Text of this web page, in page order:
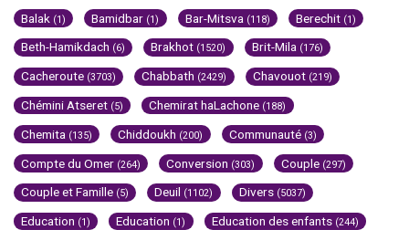
Balak (1) Bamidbar (1) Bar-Mitsva (118) Berechit (1)
Beth-Hamikdach (6) Brakhot (1520) Brit-Mila (176)
Cacheroute (3703) Chabbath (2429) Chavouot (219)
Chémini Atseret (5) Chemirat haLachone (188)
Chemita (135) Chiddoukh (200) Communauté (3)
Compte du Omer (264) Conversion (303) Couple (297)
Couple et Famille (5) Deuil (1102) Divers (5037)
Education (1) Education (1) Education des enfants (244)